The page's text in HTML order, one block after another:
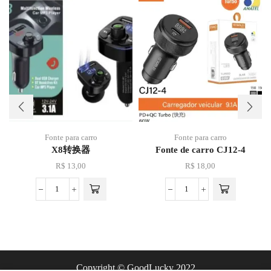
Fonte para carro
X8转换器
R$ 13,00
Fonte para carro
Fonte de carro CJ12-4
R$ 18,00
Copyright © GoodLucky 2022